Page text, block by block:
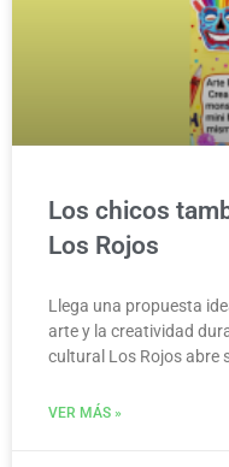
Los chicos
Los Rojos
Llega una propuesta
arte y la creatividad
cultural Los Rojos abre
VER MÁS »